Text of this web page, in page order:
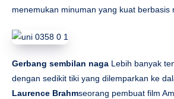
menemukan minuman yang kuat berbasis
Gerbang sembilan naga Lebih banyak
dengan sedikit tiki yang dilemparkan ke
Laurence Brahmseorang pembuat film